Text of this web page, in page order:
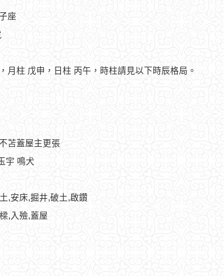
座
月柱 戊申，日柱 丙午，時柱請見以下時辰格局。
苫蓋屋主更張
宇 鳴犬
,安床,掘井,破土,啟鑽
,入殮,蓋屋